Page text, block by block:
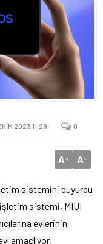
2023 11:28 0
A+ A-
sistemini duyurdu
işletim sistemi, MIUI
evlerinin
amaçlıyor.